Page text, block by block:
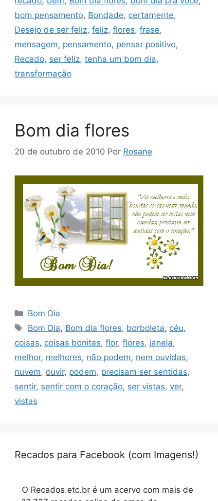
bom pensamento, Bondade, certamente,
Desejo de ser feliz, feliz, flores, frase,
mensagem, pensamento, pensar positivo,
Recado, ser feliz, tenha um bom dia,
transformação
Bom dia flores
20 de outubro de 2010 Por Rosane
Categorias
Bom Dia
Tags
Bom Dia, Bom dia flores, borboleta, céu,
coisas, coisas bonitas, flor, flores, janela,
melhor, melhores, não podem, nem ouvidas,
nuvem, ouvir, podem, precisam ser sentidas,
sentir, sentir com o coração, ser vistas, ver,
vistas
Recados para Facebook (com Imagens!)
O Recados.etc.br é um acervo com mais de